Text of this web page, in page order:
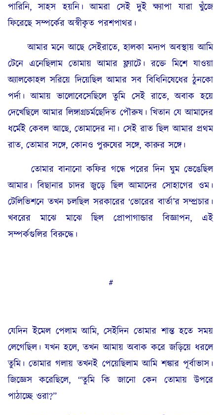
পারিনি, সাহস হয়নি। আমরা সেই দুই ক্ষ্যাপা যারা খুঁজে
ফিরেছে সম্পর্কের অস্বীকৃত পরশপাথর।
আমার মনে আছে সেইরাতে, হালকা মদ্যপ অবস্থায় আমি
টেনে এনেছিলাম তোমায় আমার ফ্ল্যাটে। রক্তে মিশে যাওয়া
অ্যালকোহল সরিয়ে দিয়েছিল আমার সব বিধিনিষেধের ঠুনকো
পর্দা। আমায় ভালোবেসেছিলে তুমি সেই রাতে, অবাক হয়ে
দেখেছিলে আমার লিঙ্গাগ্রচর্মছেদিত পৌরুষ। খিতান যে আমাদের
ধর্মেই কেবল আছে, তোমাদের না। সেই রাত ছিল আমার প্রথম
রাত, তোমার সঙ্গে, কোনও পুরুষের সঙ্গে, কারুর সঙ্গে।
তোমার বানানো কফির গন্ধে পরের দিন ঘুম ভেঙেছিল
আমার। বিছানার চাদর জুড়ে ছিল আমাদের সোহাগের ওম।
টেলিভিশনে তখন চলছিল সরকারের ‘ভোরের বার্তা’র সম্প্রচার।
খবরের মাঝে মাঝে ছিল প্রোপাগান্ডার বিজ্ঞাপন, এই
সম্পর্কগুলির বিরুদ্ধে।
#
যেদিন ইমেল পেলাম আমি, সেইদিন তোমার শান্ত হতে সময়
লেগেছিল। যখন হলে, তখন আমায় অবাক করে জড়িয়ে ধরলে
তুমি। তোমার গলায় তখনই পেয়েছিলাম আমি শঙ্কার পূর্বাভাস।
জিজ্ঞেস করেছিলে, “তুমি কি জানো কেন তোমায় উপরে
পাঠাচ্ছে ওরা?”